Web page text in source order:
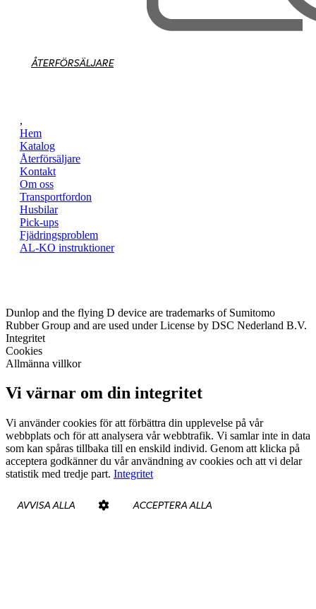
ÅTERFÖRSÄLJARE
,
Hem
Katalog
Återförsäljare
Kontakt
Om oss
Transportfordon
Husbilar
Pick-ups
Fjädringsproblem
AL-KO instruktioner
Dunlop and the flying D device are trademarks of Sumitomo
Rubber Group and are used under License by DSC Nederland B.V.
Integritet
Cookies
Allmänna villkor
Vi värnar om din integritet
Vi använder cookies för att förbättra din upplevelse på vår
webbplats och för att analysera vår webbtrafik. Vi samlar inte in data
som kan spåras tillbaka till en enskild individ. Genom att klicka på
acceptera godkänner du vår användning av cookies och att vi delar
statistik med tredje part. Integritet
AVVISA ALLA ACCEPTERA ALLA